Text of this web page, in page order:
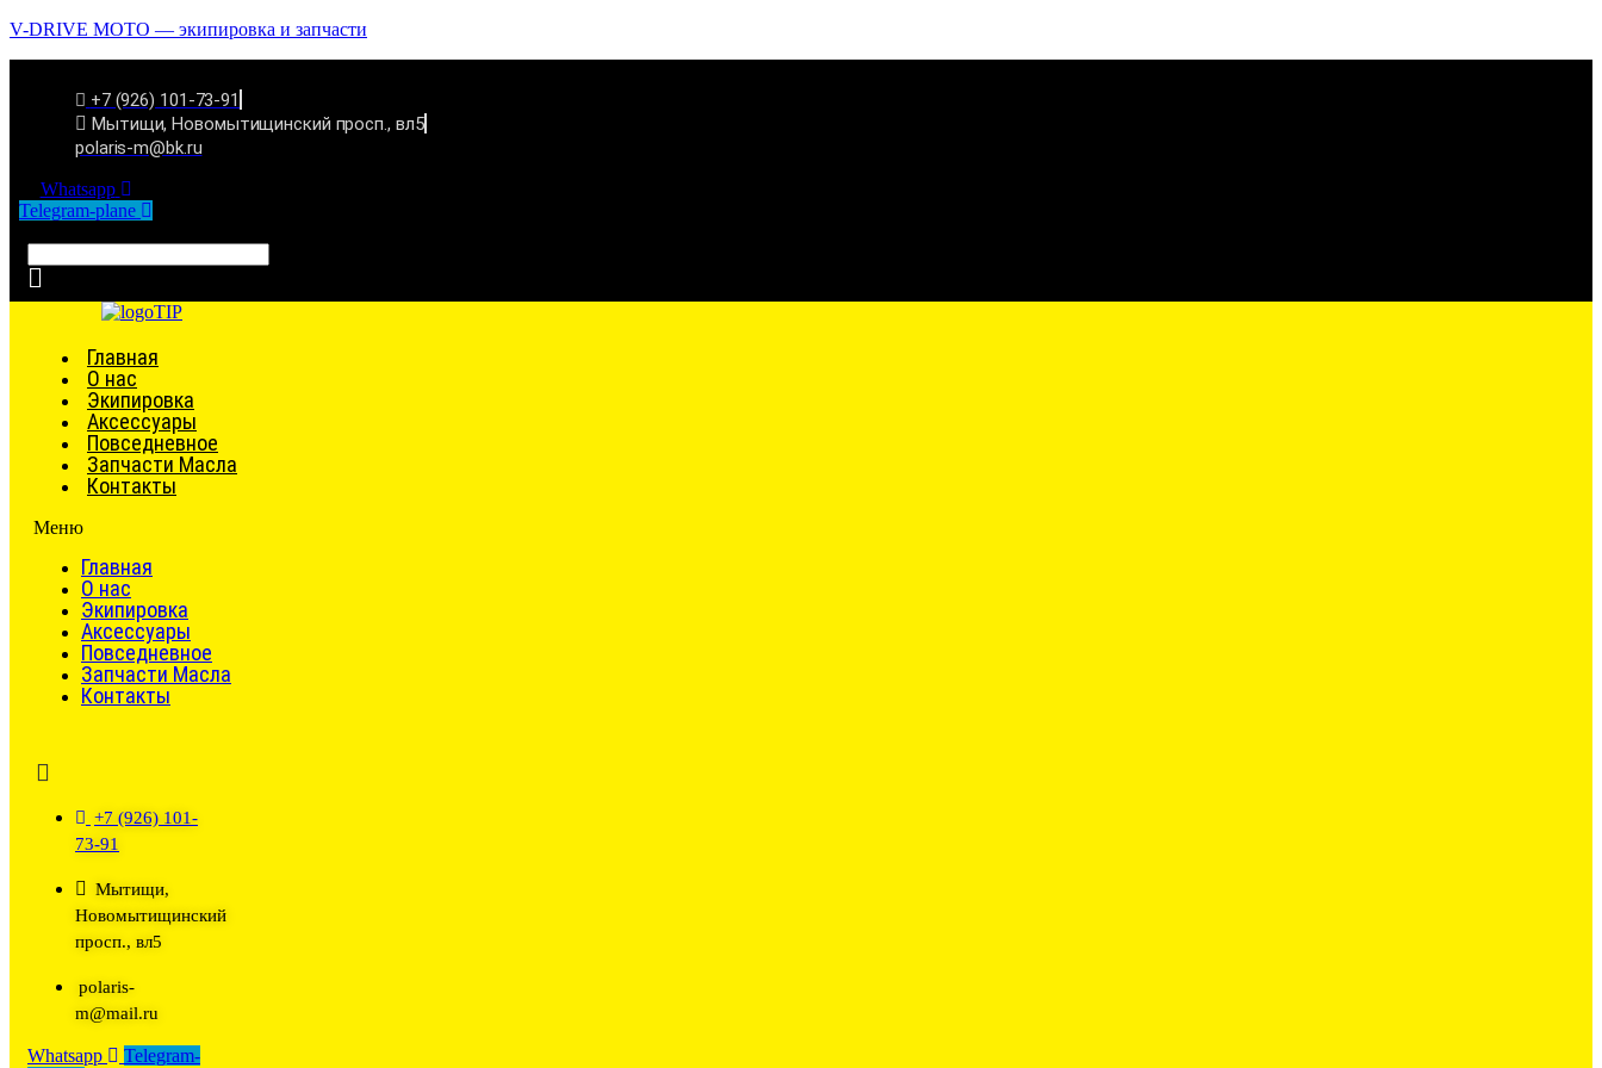
V-DRIVE MOTO — экипировка и запчасти
+7 (926) 101-73-91
Мытищи, Новомытищинский просп., вл5
polaris-m@bk.ru
Whatsapp
Telegram-plane
Главная
О нас
Экипировка
Аксессуары
Повседневное
Запчасти Масла
Контакты
Меню
Главная
О нас
Экипировка
Аксессуары
Повседневное
Запчасти Масла
Контакты
+7 (926) 101-
73-91
Мытищи,
Новомытищинский
просп., вл5
polaris-
m@mail.ru
Whatsapp
Telegram-